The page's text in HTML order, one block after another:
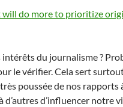
will do more to prioritize
du journalisme ?
le vérifier. Cela sert
poussée de nos rapports
d’autres d’influencer notre